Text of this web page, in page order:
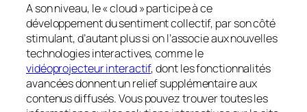
A son niveau, le «cloud» participe à ce
développement du sentiment collectif, par son côté
stimulant, d’autant plus si on l’associe aux nouvelles
technologies interactives, comme le
vidéoprojecteur interactif, dont les fonctionnalités
avancées donnent un relief supplémentaire aux
contenus diffusés. Vous pouvez trouver toutes les